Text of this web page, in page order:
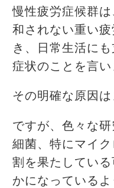
慢性疲労症候群
和されない重い
き、日常生活に
症状のことを言い
その明確な原因は
ですが、色々な
細菌、特にマイ
割を果たしてい
かになっているよ